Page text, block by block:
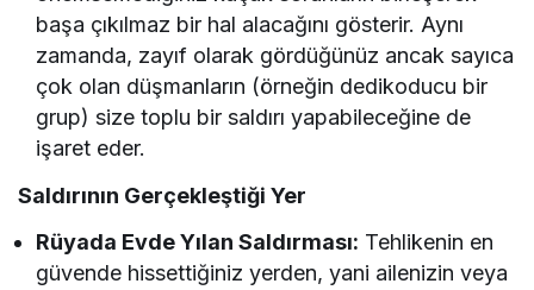
başa çıkılmaz bir hal alacağını gösterir. Aynı
zamanda, zayıf olarak gördüğünüz ancak sayıca
çok olan düşmanların (örneğin dedikoducu bir
grup) size toplu bir saldırı yapabileceğine de
işaret eder.
Saldırının Gerçekleştiği Yer
Rüyada Evde Yılan Saldırması: Tehlikenin en
güvende hissettiğiniz yerden, yani ailenizin veya